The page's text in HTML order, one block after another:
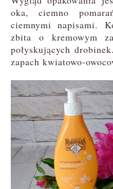
oka, ciemno
ciemnymi napisami.
zbita o kremowym
połyskujących
zapach kwiatowo-